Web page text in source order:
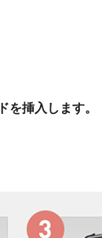
挿入します。